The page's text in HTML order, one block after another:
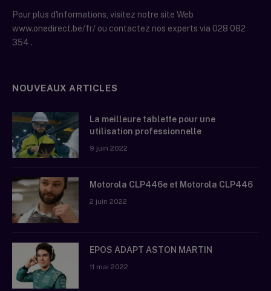
Pour plus d'informations, visitez notre site Web
www.onedirect.be/fr/ ou contactez nos experts via 028 082
354 .
NOUVEAUX ARTICLES
La meilleure tablette pour une
utilisation professionnelle
9 juin 2022
Motorola CLP446e et Motorola CLP446
2 juin 2022
EPOS ADAPT ASTON MARTIN
11 mai 2022